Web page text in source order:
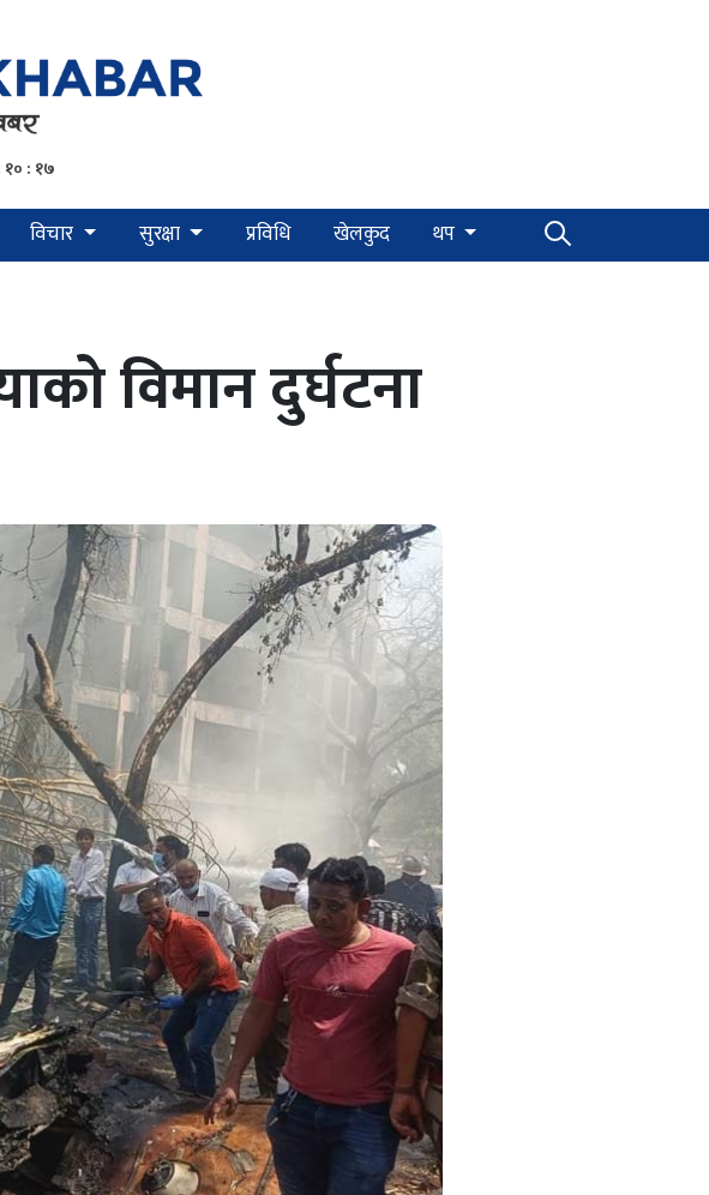
विचार सुरक्षा प्रविधि खेलकुद थप
विमान दुर्घटना